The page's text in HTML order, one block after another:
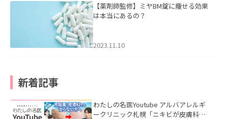
【薬剤師監修】ミヤBM錠に痩せる効果
は本当にあるの？
2023.11.10
新着記事
わたしの名医Youtube アルバアレルギ
ークリニック札幌「ニキビが皮膚科で